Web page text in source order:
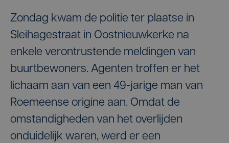
Zondag kwam de politie ter plaatse in
Sleihagestraat in Oostnieuwkerke na
enkele verontrustende meldingen van
buurtbewoners. Agenten troffen er het
lichaam aan van een 49-jarige man van
Roemeense origine aan. Omdat de
omstandigheden van het overlijden
onduidelijk waren, werd er een